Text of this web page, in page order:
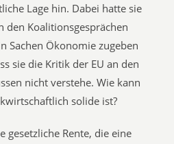
Lage hin. Dabei hatte sie
den Koalitionsgesprächen
Sachen Ökonomie zugeben
sie die Kritik der EU an den
nicht verstehe. Wie kann
solide ist?
gesetzliche Rente, die eine